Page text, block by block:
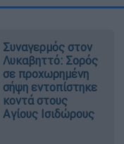
Συναγερμός στον
Λυκαβηττό: Σορός
σε προχωρημένη
σήψη εντοπίστηκε
κοντά στους
Αγίους Ισιδώρους